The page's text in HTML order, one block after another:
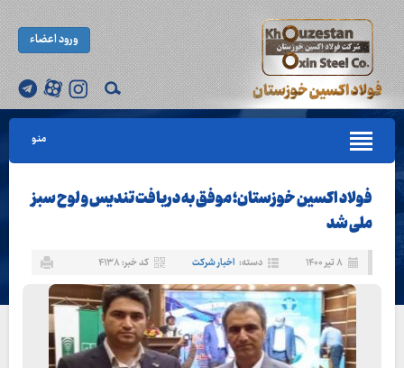
ورود اعضاء
منو
فولاد اکسین خوزستان؛ موفق به دریافت تندیس و لوح سبز
ملی شد
۸ تیر ۱۴۰۰ دسته: اخبار شرکت کد خبر: ۴۱۳۸